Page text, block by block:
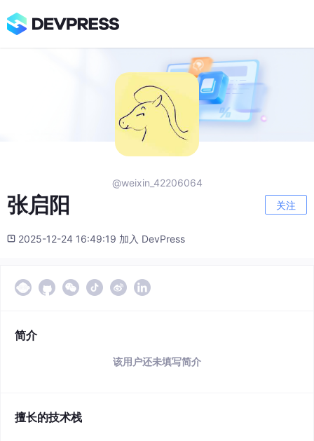
@weixin_42206064
张启阳 关注
2025-12-24 16:49:19 加入 DevPress
简介
该用户还未填写简介
擅长的技术栈